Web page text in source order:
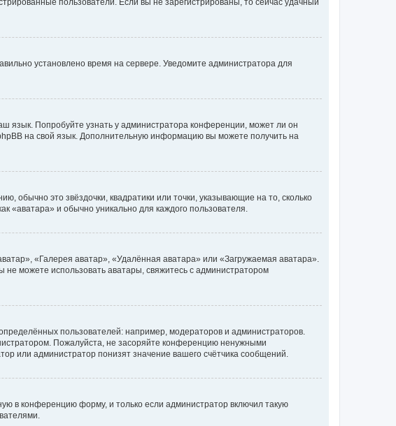
пользователи. Если вы не зарегистрированы, то сейчас удачный
установлено время на сервере. Уведомите администратора для
язык. Попробуйте узнать у администратора конференции, может ли он
на свой язык. Дополнительную информацию вы можете получить на
обычно это звёздочки, квадратики или точки, указывающие на то, сколько
«аватара» и обычно уникально для каждого пользователя.
«Галерея аватар», «Удалённая аватара» или «Загружаемая аватара».
не можете использовать аватары, свяжитесь с администратором
пользователей: например, модераторов и администраторов.
Пожалуйста, не засоряйте конференцию ненужными
или администратор понизят значение вашего счётчика сообщений.
в конференцию форму, и только если администратор включил такую